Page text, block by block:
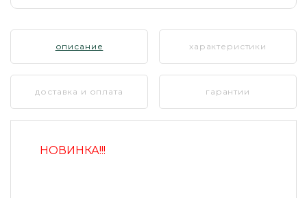
описание характеристики
доставка и оплата гарантии
НОВИНКА!!!